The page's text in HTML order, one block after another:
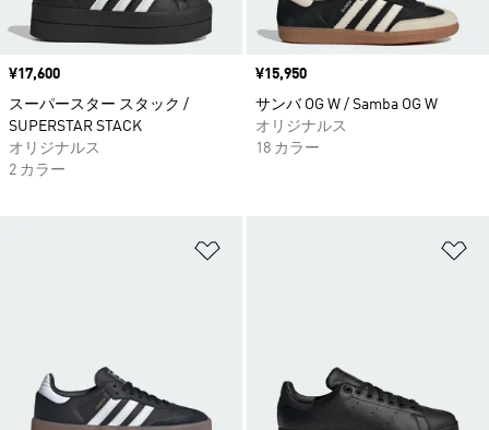
価格
¥17,600
スーパースター スタック /
SUPERSTAR STACK
オリジナルス
2 カラー
価格
¥15,950
サンバ OG W / Samba OG W
オリジナルス
18 カラー